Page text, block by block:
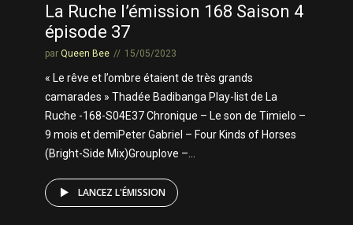
La Ruche l’émission 168 Saison 4
épisode 37
par Queen Bee 15/05/2023
« Le rêve et l’ombre étaient de très grands
camarades » Thadée Badibanga Play-list de La
Ruche -168-S04E37 Chronique – Le son de Timielo –
9 mois et demiPeter Gabriel – Four Kinds of Horses
(Bright-Side Mix)Grouplove –...
LANCEZ L'ÉMISSION